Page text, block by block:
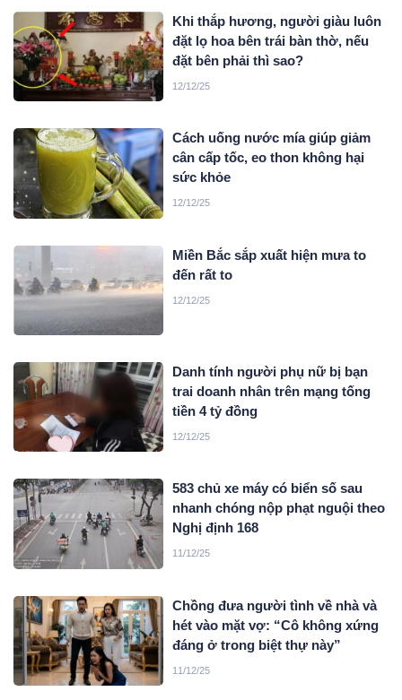
trú tại xã Nga Sơn, tỉnh Thanh Hoá cầm đầu…
Khi thắp hương, người giàu luôn
đặt lọ hoa bên trái bàn thờ, nếu
đặt bên phải thì sao?
12/12/25
Cách uống nước mía giúp giảm
cân cấp tốc, eo thon không hại
sức khỏe
12/12/25
Miền Bắc sắp xuất hiện mưa to
đến rất to
12/12/25
Danh tính người phụ nữ bị bạn
trai doanh nhân trên mạng tống
tiền 4 tỷ đồng
12/12/25
583 chủ xe máy có biển số sau
nhanh chóng nộp phạt nguội theo
Nghị định 168
11/12/25
Chồng đưa người tình về nhà và
hét vào mặt vợ: “Cô không xứng
đáng ở trong biệt thự này”
11/12/25